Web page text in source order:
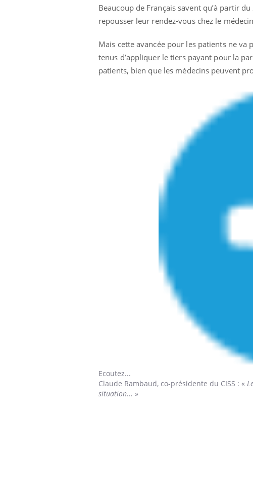
Beaucoup de Français savent qu’à partir
repousser leur rendez-vous chez le
Mais cette avancée pour les patients ne va
tenus d’appliquer le tiers payant pour la
patients, bien que les médecins peuvent
Ecoutez...
Claude Rambaud, co-présidente du CISS : «
situation... »
Il y a des sujets qui sont faciles à aborder...
d'autres non ! D'un côté, poser des
questions sur la maladie d'un proche c'est
Fatigue,
même
carence